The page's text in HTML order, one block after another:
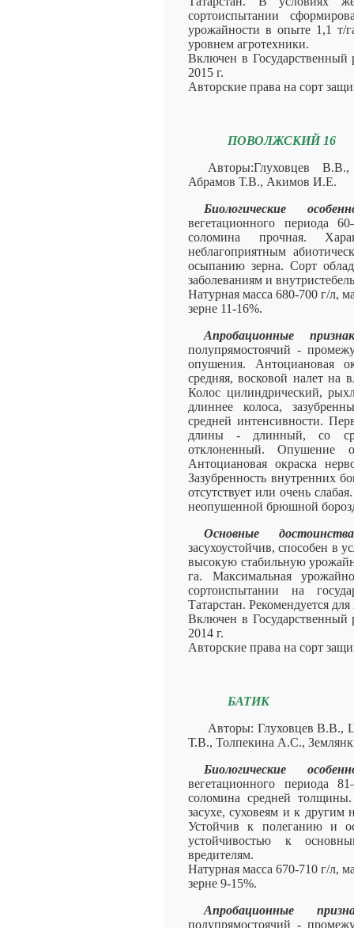
сортоиспытании
урожайности в опыте 1,1 т/
уровнем агротехники.
Включен в Государственный
2015 г.
Авторские права на сорт
ПОВОЛЖСКИЙ 16
Авторы:Глуховцев
Абрамов Т.В., Акимов И.Е.
Биологические
вегетационного периода
соломина прочная.
неблагоприятным
осыпанию зерна. Сорт
заболеваниям и
Натурная масса 680-700 г/л,
зерне 11-16%.
Апробационные
полупрямостоячий -
опушения. Антоциановая
средняя, восковой налет на
Колос цилиндрический,
длиннее колоса,
средней интенсивности.
длины - длинный, со
отклоненный. Опушение
Антоциановая окраска
Зазубренность внутренних
отсутствует или очень
неопушенной брюшной
Основные
засухоустойчив, способен в
высокую стабильную
га. Максимальная
сортоиспытании на
Татарстан. Рекомендуется
Включен в Государственный
2014 г.
Авторские права на сорт
БАТИК
Авторы: Глуховцев В.В.,
Т.В., Толпекина А.С.,
Биологические
вегетационного периода
соломина средней толщины.
засухе, суховеям и к другим
Устойчив к полеганию и
устойчивостью к
вредителям.
Натурная масса 670-710 г/л,
зерне 9-15%.
Апробационные
полупрямостоячий -